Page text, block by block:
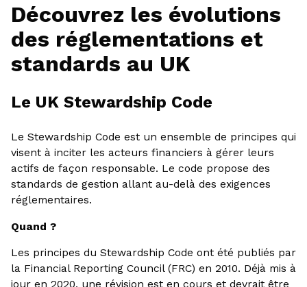
Découvrez les évolutions
des réglementations et
standards au UK
Le UK Stewardship Code
Le Stewardship Code est un ensemble de principes qui
visent à inciter les acteurs financiers à gérer leurs
actifs de façon responsable. Le code propose des
standards de gestion allant au-delà des exigences
réglementaires.
Quand ?
Les principes du Stewardship Code ont été publiés par
la Financial Reporting Council (FRC) en 2010. Déjà mis à
jour en 2020, une révision est en cours et devrait être